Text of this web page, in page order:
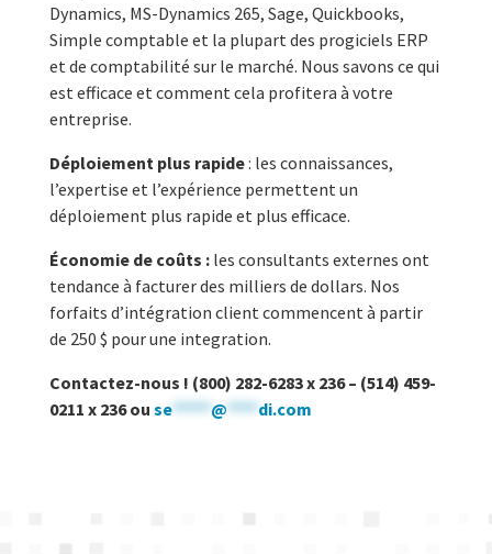
Dynamics, MS-Dynamics 265, Sage, Quickbooks,
Simple comptable et la plupart des progiciels ERP
et de comptabilité sur le marché. Nous savons ce qui
est efficace et comment cela profitera à votre
entreprise.
Déploiement plus rapide: les connaissances,
l’expertise et l’expérience permettent un
déploiement plus rapide et plus efficace.
Économie de coûts :les consultants externes ont
tendance à facturer des milliers de dollars. Nos
forfaits d’intégration client commencent à partir
de 250 $ pour une integration.
Contactez-nous ! (800) 282-6283 x 236 – (514) 459-
0211 x 236 ou se***** @ **** di.com